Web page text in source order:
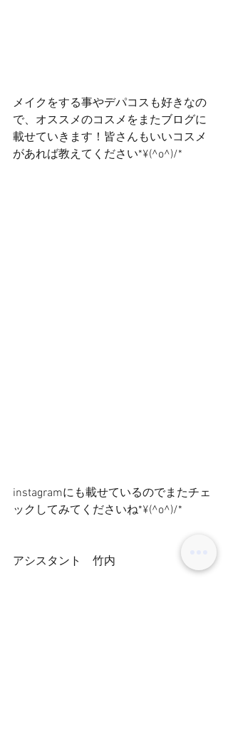
メイクをする事やデパコスも好きなの
で、オススメのコスメをまたブログに
載せていきます！皆さんもいいコスメ
があれば教えてください*¥(^o^)/*
instagramにも載せているのでまたチェ
ックしてみてくださいね*¥(^o^)/*
アシスタント　竹内